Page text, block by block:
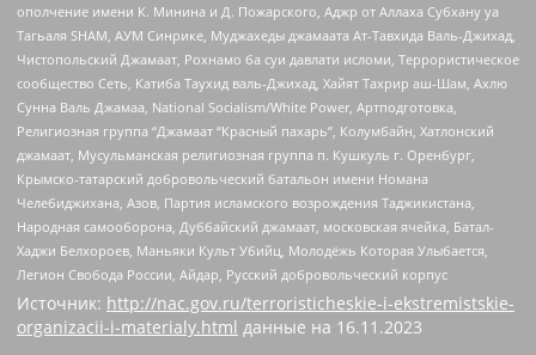
ополчение имени К. Минина и Д. Пожарского, Аджр от Аллаха Субхану уа
Тагьаля SHAM, АУМ Синрике, Муджахеды джамаата Ат-Тавхида Валь-Джихад,
Чистопольский Джамаат, Рохнамо ба суи давлати исломи, Террористическое
сообщество Сеть, Катиба Таухид валь-Джихад, Хайят Тахрир аш-Шам, Ахлю
Сунна Валь Джамаа, National Socialism/White Power, Артподготовка,
Религиозная группа “Джамаат “Красный пахарь”, Колумбайн, Хатлонский
джамаат, Мусульманская религиозная группа п. Кушкуль г. Оренбург,
Крымско-татарский добровольческий батальон имени Номана
Челебиджихана, Азов, Партия исламского возрождения Таджикистана,
Народная самооборона, Дуббайский джамаат, московская ячейка, Батал-
Хаджи Белхороев, Маньяки Культ Убийц, Молодёжь Которая Улыбается,
Легион Свобода России, Айдар, Русский добровольческий корпус
Источник: http://nac.gov.ru/terroristicheskie-i-ekstremistskie-
organizacii-i-materialy.html данные на 16.11.2023